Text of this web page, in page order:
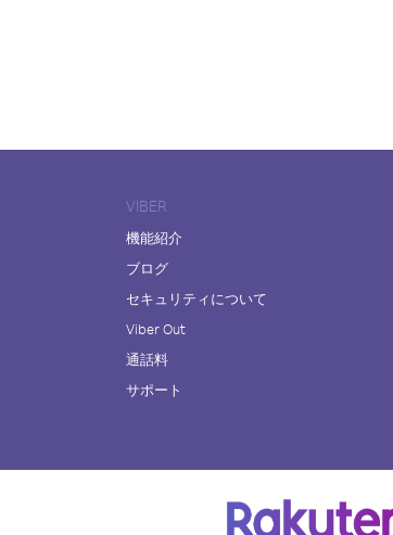
VIBER
機能紹介
ブログ
セキュリティについて
Viber Out
通話料
サポート